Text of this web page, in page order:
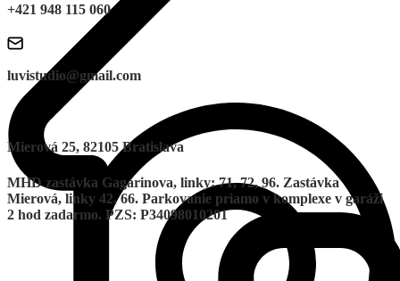
+421 948 115 060
luvistudio@gmail.com
Mierová 25, 82105 Bratislava
MHD zastávka Gagarinova, linky: 71, 72, 96. Zastávka
Mierová, linky 42, 66. Parkovanie priamo v komplexe v garáži
2 hod zadarmo. PZS: P34098010201